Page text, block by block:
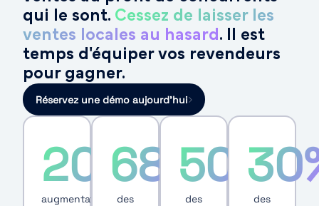
200
augmentation
68
des
50
des
30
des
qui le sont. Cessez de laisser les
ventes locales au hasard . Il est
temps d'équiper vos revendeurs
pour gagner.
Réservez une démo aujourd'hui